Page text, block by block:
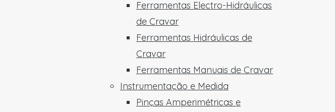
Ferramentas Electro-Hidráulicas
de Cravar
Ferramentas Hidráulicas de
Cravar
Ferramentas Manuais de Cravar
Instrumentação e Medida
Pinças Amperimétricas e